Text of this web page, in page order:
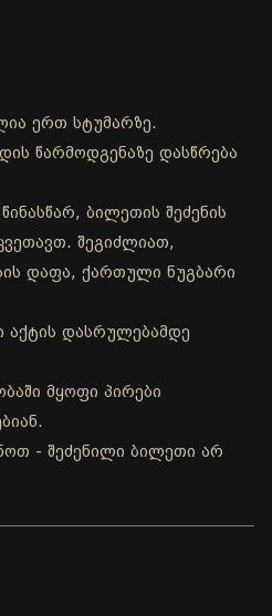
ერთ სტუმარზე.
წარმოდგენაზე დასწრება
ბილეთის შეძენის
შეგიძლიათ,
დაფა, ქართული ნუგბარი
აქტის დასრულებამდე
მყოფი პირები
- შეძენილი ბილეთი არ